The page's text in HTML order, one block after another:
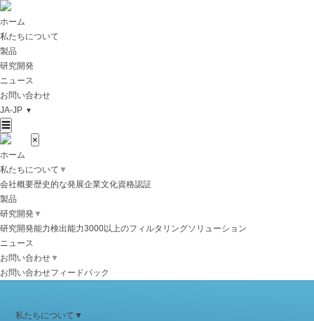
ホーム
私たちについて
製品
研究開発
ニュース
お問い合わせ
JA-JP ▼
☰
×
ホーム
私たちについて ▼
会社概要歴史的な発展企業文化資格認証
製品
研究開発 ▼
研究開発能力検出能力3000以上のフィルタリングソリューション
ニュース
お問い合わせ▼
お問い合わせフィードバック
私たちについて ▼